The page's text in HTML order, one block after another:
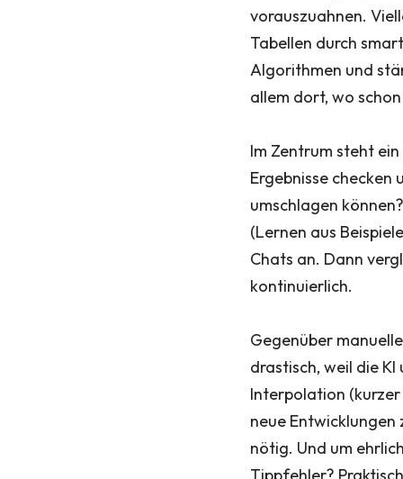
vorauszuahnen.
Tabellen durch
Algorithmen und
allem dort, wo
Im Zentrum steht
Ergebnisse checken
umschlagen
(Lernen aus
Chats an. Dann
kontinuierlich.
Gegenüber
drastisch, weil die
Interpolation
neue
nötig. Und um
Tippfehler?